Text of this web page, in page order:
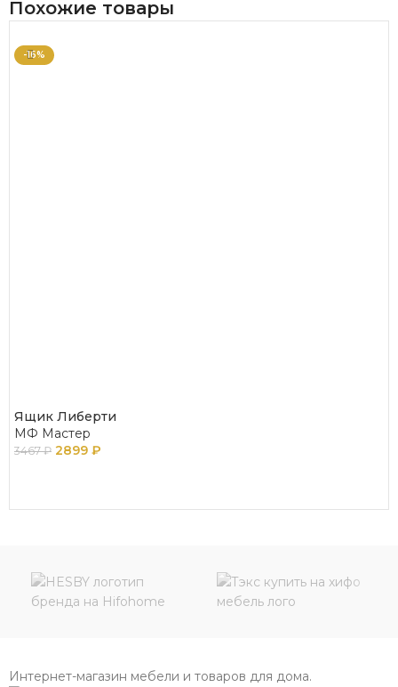
Похожие товары
-16%
Ящик Либерти
МФ Мастер
3467₽ 2899 ₽
Интернет-магазин мебели и товаров для дома.